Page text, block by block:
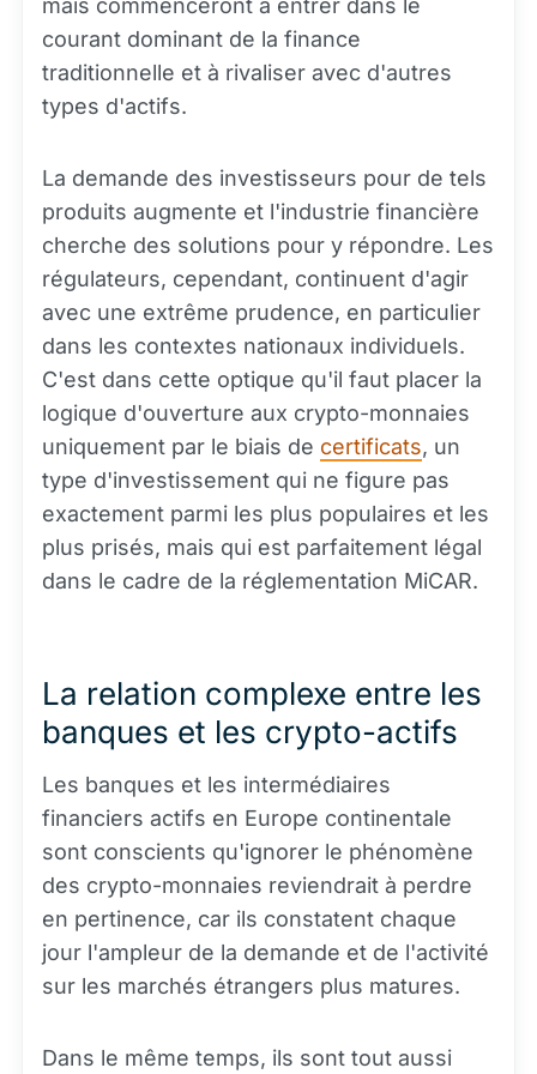
mais commenceront à entrer dans le
courant dominant de la finance
traditionnelle et à rivaliser avec d'autres
types d'actifs.
La demande des investisseurs pour de tels
produits augmente et l'industrie financière
cherche des solutions pour y répondre. Les
régulateurs, cependant, continuent d'agir
avec une extrême prudence, en particulier
dans les contextes nationaux individuels.
C'est dans cette optique qu'il faut placer la
logique d'ouverture aux crypto-monnaies
uniquement par le biais de certificats, un
type d'investissement qui ne figure pas
exactement parmi les plus populaires et les
plus prisés, mais qui est parfaitement légal
dans le cadre de la réglementation MiCAR.
La relation complexe entre les
banques et les crypto-actifs
Les banques et les intermédiaires
financiers actifs en Europe continentale
sont conscients qu'ignorer le phénomène
des crypto-monnaies reviendrait à perdre
en pertinence, car ils constatent chaque
jour l'ampleur de la demande et de l'activité
sur les marchés étrangers plus matures.
Dans le même temps, ils sont tout aussi